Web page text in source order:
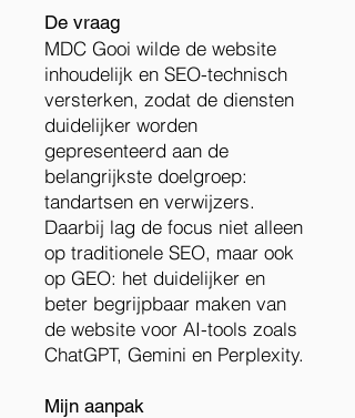
De vraag
MDC Gooi wilde de website
inhoudelijk en SEO-technisch
versterken, zodat de diensten
duidelijker worden
gepresenteerd aan de
belangrijkste doelgroep:
tandartsen en verwijzers.
Daarbij lag de focus niet alleen
op traditionele SEO, maar ook
op GEO: het duidelijker en
beter begrijpbaar maken van
de website voor AI-tools zoals
ChatGPT, Gemini en Perplexity.
Mijn aanpak